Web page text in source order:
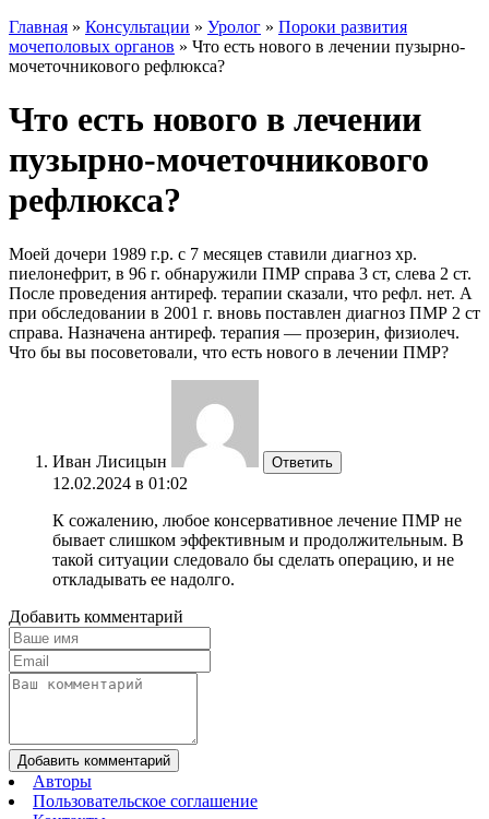
Главная » Консультации » Уролог » Пороки развития
мочеполовых органов » Что есть нового в лечении пузырно-
мочеточникового рефлюкса?
Что есть нового в лечении
пузырно-мочеточникового
рефлюкса?
Моей дочери 1989 г.р. с 7 месяцев ставили диагноз хр.
пиелонефрит, в 96 г. обнаружили ПМР справа 3 ст, слева 2 ст.
После проведения антиреф. терапии сказали, что рефл. нет. А
при обследовании в 2001 г. вновь поставлен диагноз ПМР 2 ст
справа. Назначена антиреф. терапия — прозерин, физиолеч.
Что бы вы посоветовали, что есть нового в лечении ПМР?
Иван Лисицын Ответить
12.02.2024 в 01:02
К сожалению, любое консервативное лечение ПМР не
бывает слишком эффективным и продолжительным. В
такой ситуации следовало бы сделать операцию, и не
откладывать ее надолго.
Добавить комментарий
Добавить комментарий
Авторы
Пользовательское соглашение